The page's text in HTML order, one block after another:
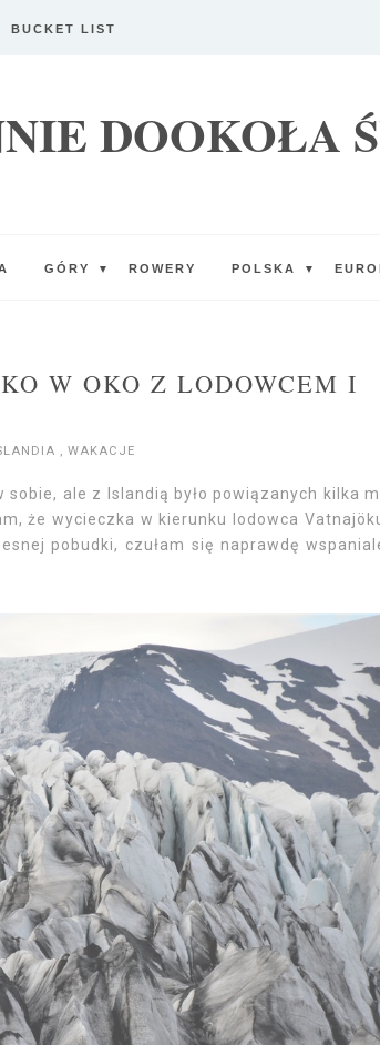
BUCKET LIST
DOOKOŁA
GÓRY ▼ ROWERY POLSKA ▼
W OKO Z LODOWCEM I
, WAKACJE
ale z Islandią było powiązanych kilka
że wycieczka w kierunku lodowca
pobudki, czułam się naprawdę